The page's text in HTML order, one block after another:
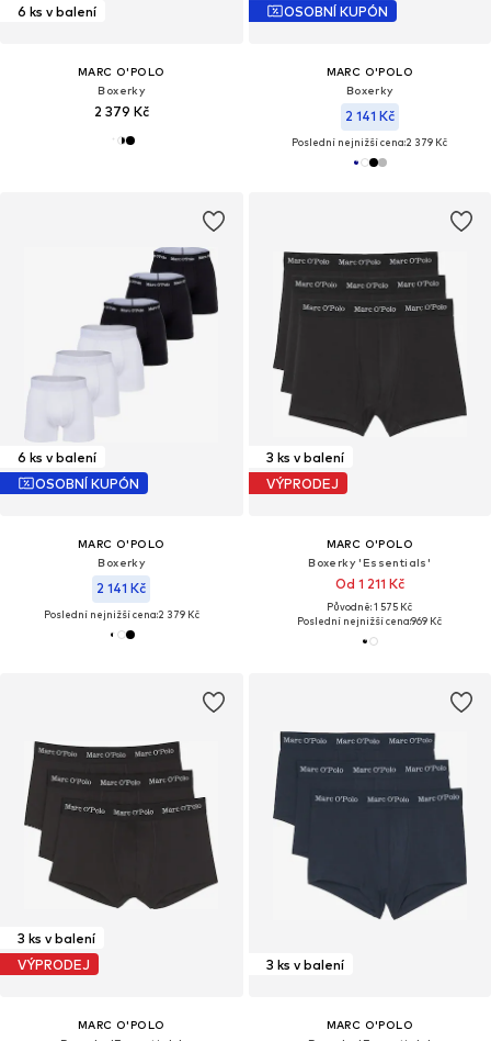
6 ks v balení
MARC O'POLO
Boxerky
2 379 Kč
OSOBNÍ KUPÓN
MARC O'POLO
Boxerky
2 141 Kč
Poslední nejnižší cena:2 379 Kč
6 ks v balení
OSOBNÍ KUPÓN
MARC O'POLO
Boxerky
2 141 Kč
Poslední nejnižší cena:2 379 Kč
3 ks v balení
VÝPRODEJ
MARC O'POLO
Boxerky 'Essentials'
Od 1 211 Kč
Původně: 1 575 Kč
Poslední nejnižší cena:969 Kč
3 ks v balení
VÝPRODEJ
MARC O'POLO
3 ks v balení
MARC O'POLO